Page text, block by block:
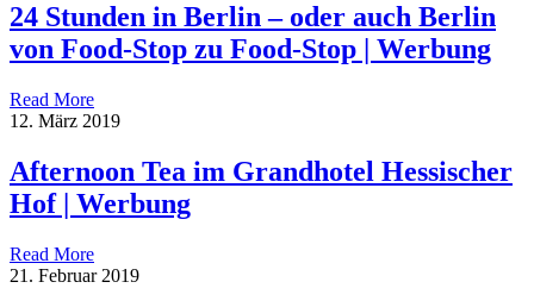
24 Stunden in Berlin – oder auch Berlin
von Food-Stop zu Food-Stop | Werbung
Read More
12. März 2019
Afternoon Tea im Grandhotel Hessischer
Hof | Werbung
Read More
21. Februar 2019